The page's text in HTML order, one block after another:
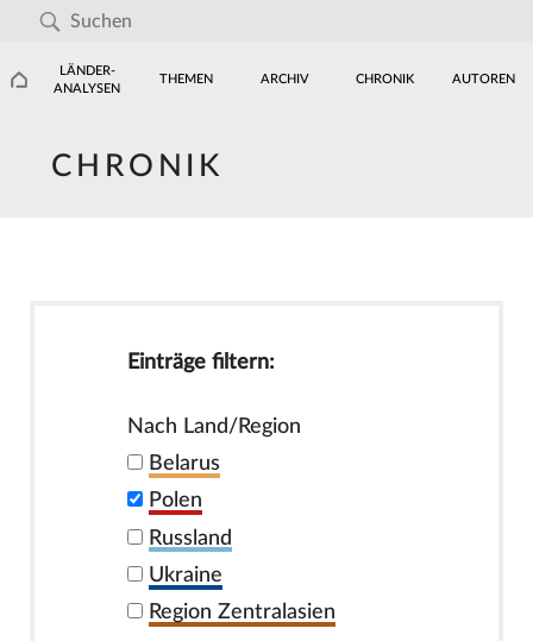
LÄNDER-
ANALYSEN
THEMEN ARCHIV CHRONIK AUTOREN
CHRONIK
Einträge filtern:
Nach Land/Region
Belarus
Polen
Russland
Ukraine
Region Zentralasien